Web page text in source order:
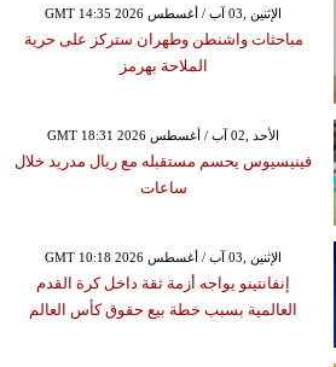
GMT 14:35 2026 الإثنين ,03 آب / أغسطس
مباحثات واشنطن وطهران ستركز على حرية
الملاحة بهرمز
GMT 18:31 2026 الأحد ,02 آب / أغسطس
فينيسيوس يحسم مستقبله مع ريال مدريد خلال
ساعات
GMT 10:18 2026 الإثنين ,03 آب / أغسطس
إنفانتينو يواجه أزمة ثقة داخل كرة القدم
العالمية بسبب خطة بيع حقوق كأس العالم